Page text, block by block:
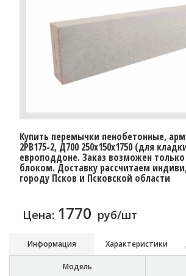
Купить перемычки пенобетонные,
2PB175-2, Д700 250х150х1750 (для
европоддоне. Заказ возможен
блоком. Доставку рассчитаем
городу Псков и Псковской области
Цена: 1770 руб/шт
Информация Характеристики
Модель